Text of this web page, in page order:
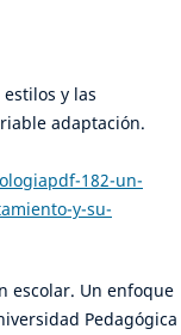
y las
adaptación.
182-un-
y-su-
escolar. Un enfoque
Pedagógica